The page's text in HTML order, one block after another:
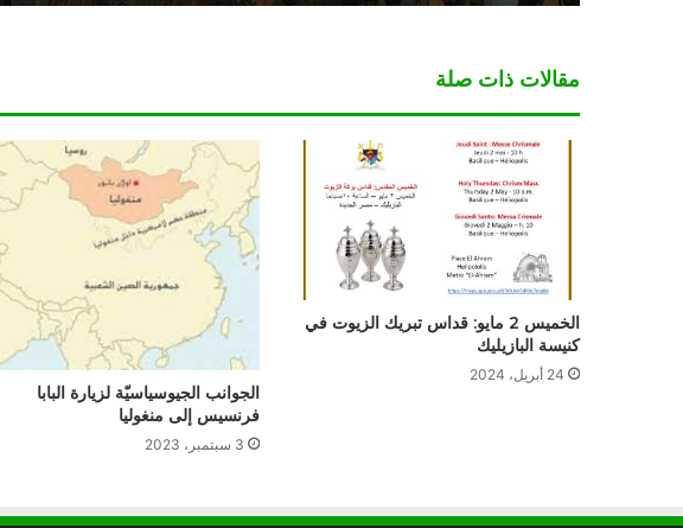
مقالات ذات صلة
الخميس 2 مايو: قداس تبريك الزيوت في
كنيسة البازيليك
24 أبريل، 2024
الجوانب الجيوسياسيّة لزيارة البابا
فرنسيس إلى منغوليا
3 سبتمبر، 2023